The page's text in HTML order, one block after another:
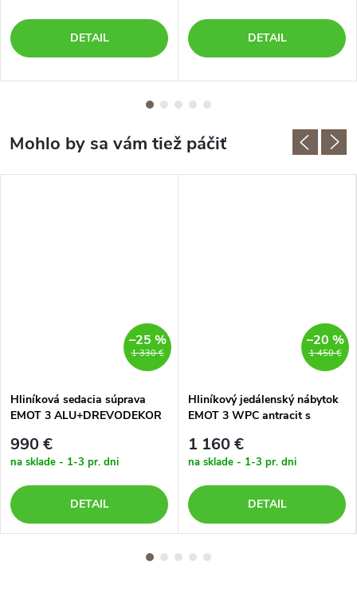
DETAIL DETAIL
1 330 €
–25 %
Hliníková sedacia súprava
EMOT 3 ALU+DREVODEKOR
poduškami
990 €
na sklade - 1-3 pr. dni
DETAIL
1 450 €
–20 %
Hliníkový jedálenský nábytok
EMOT 3 WPC antracit s
1 160 €
na sklade - 1-3 pr. dni
DETAIL